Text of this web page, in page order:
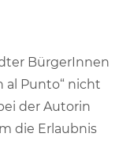
BürgerInnen
al Punto“ nicht
der Autorin
die Erlaubnis